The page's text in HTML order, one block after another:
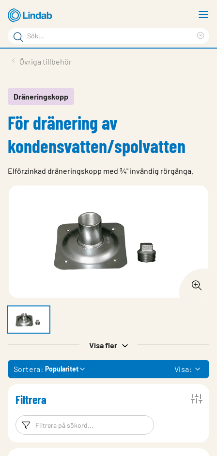
Hoppa
till
huvudinnehållet
Sökord
Sök
på
Service & Support
Hållbarhet
Övriga tillbehör
Dräneringskopp
För dränering av
kondensvatten/spolvatten
Elförzinkad dräneringskopp med ¾" invändig rörgänga.
Visa fler
Sortera: Popularitet Visa:
Filtrera
Filtreringsord Filtrera